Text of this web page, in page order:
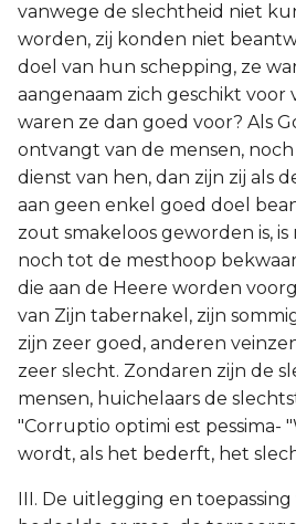
vanwege de slechtheid niet
worden, zij konden niet
doel van hun schepping, ze
aangenaam zich geschikt voor
waren ze dan goed voor? Als
ontvangt van de mensen,
dienst van hen, dan zijn zij als
aan geen enkel goed doel
zout smakeloos geworden is,
noch tot de mesthoop
die aan de Heere worden
van Zijn tabernakel, zijn
zijn zeer goed, anderen
zeer slecht. Zondaren zijn de
mensen, huichelaars de
"Corruptio optimi est pessima-
wordt, als het bederft, het
III. De uitlegging en toepassing